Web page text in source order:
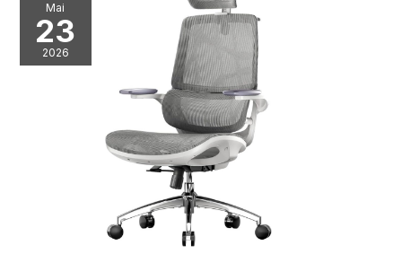
Mai
23
2026